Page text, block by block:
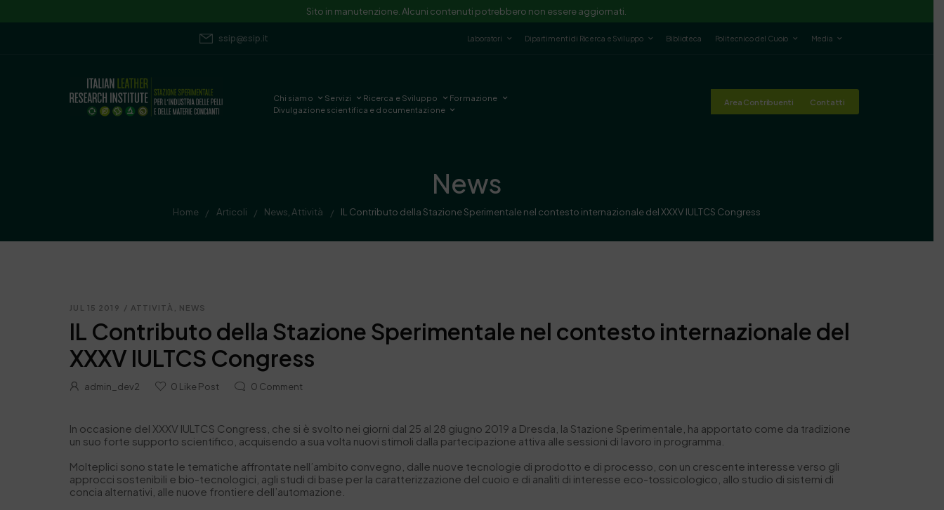
Sito in manutenzione. Alcuni contenuti potrebbero non essere aggiornati.
ssip@ssip.it Laboratori Dipartimenti di Ricerca e Sviluppo Biblioteca Politecnico del Cuoio Media
Chi siamo Servizi Ricerca e Sviluppo
Formazione
Divulgazione scientifica e documentazione
Area Contribuenti Contatti
News
Home / Articoli / News Attività / IL Contributo della Stazione Sperimentale nel contesto internazionale del XXXV IULTCS Congress
JUL 15 2019 / ATTIVITÀ NEWS
IL Contributo della Stazione Sperimentale nel contesto internazionale del
XXXV IULTCS Congress
admin_dev2 0 Like Post 0 Comment
In occasione del XXXV IULTCS Congress, che si è svolto nei giorni dal 25 al 28 giugno 2019 a Dresda, la Stazione Sperimentale, ha apportato come da tradizione
un suo forte supporto scientifico, acquisendo a sua volta nuovi stimoli dalla partecipazione attiva alle sessioni di lavoro in programma.
Molteplici sono state le tematiche affrontate nell’ambito convegno, dalle nuove tecnologie di prodotto e di processo, con un crescente interesse verso gli
approcci sostenibili e bio-tecnologici, agli studi di base per la caratterizzazione del cuoio e di analiti di interesse eco-tossicologico, allo studio di sistemi di
concia alternativi, alle nuove frontiere dell’automazione.